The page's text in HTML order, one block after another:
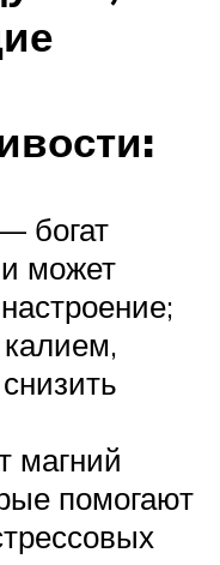
богат
может
магний
помогают